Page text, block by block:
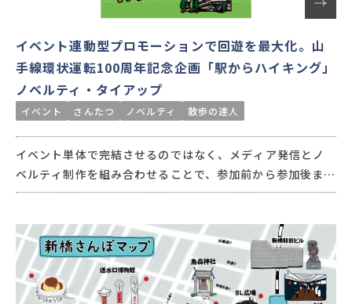
イベント連動型プロモーションで回遊を最大化。山
手線環状運転100周年記念企画「駅からハイキング」
ノベルティ・タイアップ
イベント さんたつ ノベルティ 散歩の達人
イベント単体で完結させるのではなく、メディア発信とノ
ベルティ制作を組み合わせることで、参加前から参加後まで
の体験を一貫して設計。結果として、参加意欲の向上と継続